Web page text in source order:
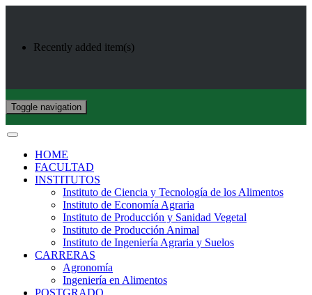
Recently added item(s)
Toggle navigation
HOME
FACULTAD
INSTITUTOS
Instituto de Ciencia y Tecnología de los Alimentos
Instituto de Economía Agraria
Instituto de Producción y Sanidad Vegetal
Instituto de Producción Animal
Instituto de Ingeniería Agraria y Suelos
CARRERAS
Agronomía
Ingeniería en Alimentos
POSTGRADO